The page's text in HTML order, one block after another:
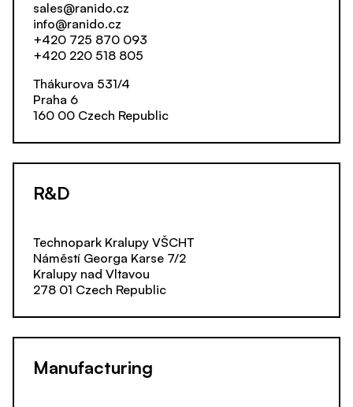
sales@ranido.cz
info@ranido.cz
+420 725 870 093
+420 220 518 805
Thákurova 531/4
Praha 6
160 00 Czech Republic
R&D
Technopark Kralupy VŠCHT
Náměstí Georga Karse 7/2
Kralupy nad Vltavou
278 01 Czech Republic
Manufacturing